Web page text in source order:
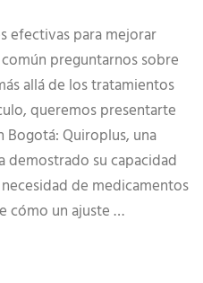
efectivas para mejorar
preguntarnos sobre
allá de los tratamientos
queremos presentarte
Quiroplus, una
demostrado su capacidad
de medicamentos
cómo un ajuste …